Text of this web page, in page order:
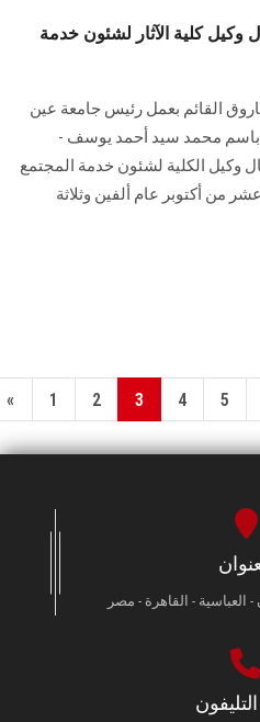
وكيل كلية الآثار لشئون خدمة
القائم بعمل رئيس جامعة عين
باسم محمد سيد أحمد يوسف -
وكيل الكلية لشئون خدمة المجتمع
من أكتوبر عام ألفين وثلاثة
« 1 2 3 4 5
العباسية - القاهرة - مصر